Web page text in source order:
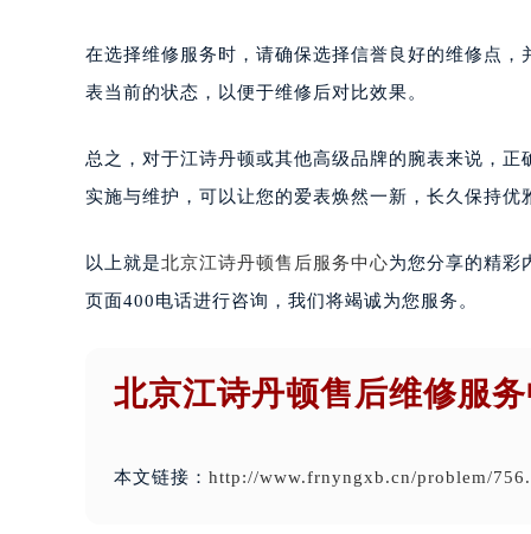
在选择维修服务时，请确保选择信誉良好的维修点
表当前的状态，以便于维修后对比效果。
总之，对于江诗丹顿或其他高级品牌的腕表来说，
实施与维护，可以让您的爱表焕然一新，长久保持优
以上就是北京江诗丹顿售后服务中心为您分享的精彩
页面400电话进行咨询，我们将竭诚为您服务。
北京江诗丹顿售后维修服
本文链接： http://www.frnyngxb.cn/problem/